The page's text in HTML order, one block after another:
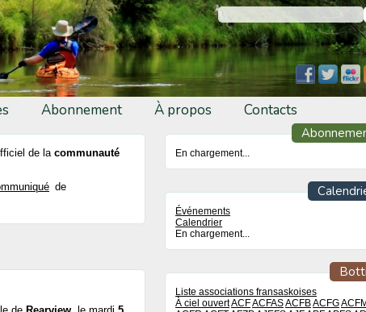
Abonnement À propos Contacts
de la communauté
de
En chargement...
Événements
Calendrier
En chargement...
Liste associations fransaskoises
À ciel ouvertACFACFASACFBACFG